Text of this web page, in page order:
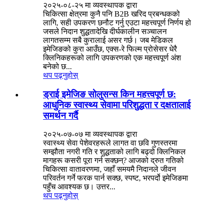
२०२५-०८-२५ मा व्यवस्थापक द्वारा
चिकित्सा क्षेत्रमा कुनै पनि B2B खरिद प्रबन्धकको
लागि, सही उपकरण छनौट गर्नु एउटा महत्त्वपूर्ण निर्णय हो
जसले निदान शुद्धतादेखि दीर्घकालीन सञ्चालन
लागतसम्म सबै कुरालाई असर गर्छ। जब मेडिकल
इमेजिङको कुरा आउँछ, एक्स-रे फिल्म प्रोसेसर धेरै
क्लिनिकहरूको लागि उपकरणको एक महत्त्वपूर्ण अंश
बनेको छ...
थप पढ्नुहोस्
ड्राई इमेजिङ सोलुसन्स किन महत्त्वपूर्ण छ:
आधुनिक स्वास्थ्य सेवामा परिशुद्धता र दक्षतालाई
समर्थन गर्दै
२०२५-०७-०७ मा व्यवस्थापक द्वारा
स्वास्थ्य सेवा पेशेवरहरूले लागत वा छवि गुणस्तरमा
सम्झौता नगरी गति र शुद्धताको लागि बढ्दो क्लिनिकल
मागहरू कसरी पूरा गर्न सक्छन्? आजको द्रुत गतिको
चिकित्सा वातावरणमा, जहाँ समयमै निदानले जीवन
परिवर्तन गर्ने फरक पार्न सक्छ, स्पष्ट, भरपर्दो इमेजिङमा
पहुँच आवश्यक छ। उत्तर...
थप पढ्नुहोस्